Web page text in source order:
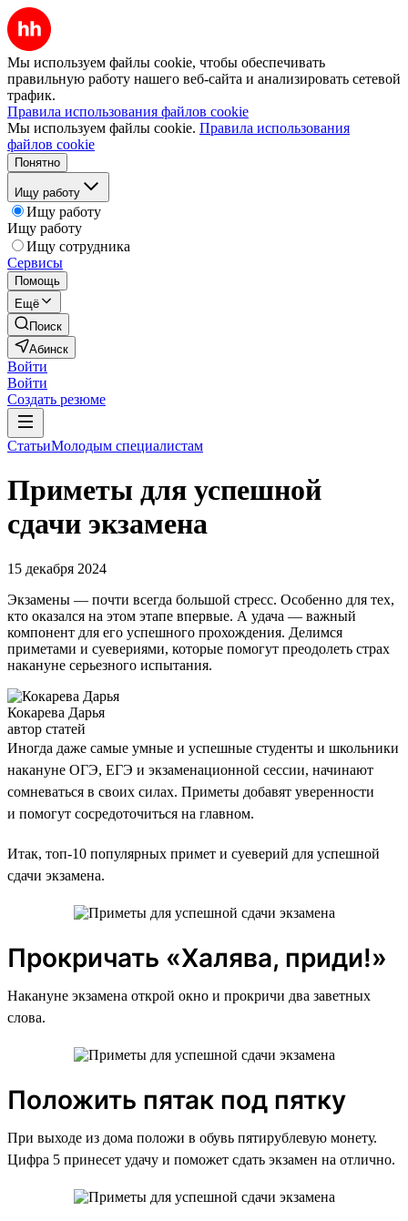
Мы используем файлы cookie, чтобы обеспечивать
правильную работу нашего веб-сайта и анализировать сетевой
трафик.
Правила использования файлов cookie
Мы используем файлы cookie. Правила использования
файлов cookie
Понятно
Ищу работу
Ищу работу
Ищу работу
Ищу сотрудника
Сервисы
Помощь
Ещё
Поиск
Абинск
Войти
Войти
Создать резюме
СтатьиМолодым специалистам
Приметы для успешной
сдачи экзамена
15 декабря 2024
Экзамены — почти всегда большой стресс. Особенно для тех,
кто оказался на этом этапе впервые. А удача — важный
компонент для его успешного прохождения. Делимся
приметами и суевериями, которые помогут преодолеть страх
накануне серьезного испытания.
Кокарева Дарья
автор статей
Иногда даже самые умные и успешные студенты и школьники
накануне ОГЭ, ЕГЭ и экзаменационной сессии, начинают
сомневаться в своих силах. Приметы добавят уверенности
и помогут сосредоточиться на главном.
Итак, топ-10 популярных примет и суеверий для успешной
сдачи экзамена.
Прокричать «Халява, приди!»
Накануне экзамена открой окно и прокричи два заветных
слова.
Положить пятак под пятку
При выходе из дома положи в обувь пятирублевую монету.
Цифра 5 принесет удачу и поможет сдать экзамен на отлично.